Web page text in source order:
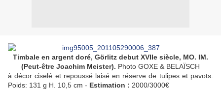
Timbale en argent doré, Görlitz debut XVIIe siècle, MO. IM.
(Peut-être Joachim Meister). Photo GOXE & BELAÏSCH
à décor ciselé et repoussé laisé en réserve de tulipes et pavots.
Poids: 131 g H. 10,5 cm - Estimation : 2000/3000€